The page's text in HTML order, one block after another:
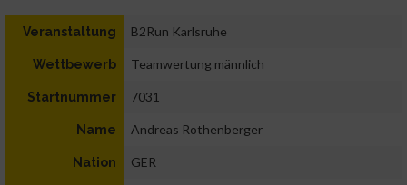
Veranstaltung B2Run Karlsruhe
Wettbewerb Teamwertung männlich
Startnummer 7031
Name Andreas Rothenberger
Nation GER